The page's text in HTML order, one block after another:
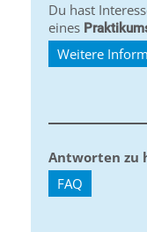
Du hast
eines
Weitere
Antworten zu
FAQ